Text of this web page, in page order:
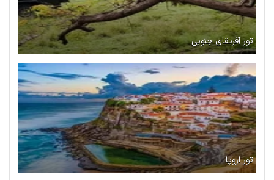
تور آفریقای جنوبی
تور اروپا